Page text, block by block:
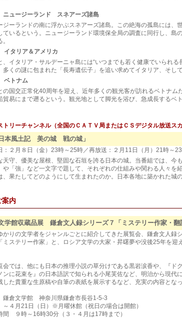
ュージーランド スネアーズ諸島
ジーランドの南に浮かぶスネアーズ諸島。この絶海の孤島には、
ているという。ニュージーランド環境保全局の調査に同行し、島
タリア＆アメリカ
、イタリア・サルデーニャ島には“いつまでも若く健康でいられる
多くの謎に包まれた「長寿遺伝子」を追い求めてイタリア、そし
トナム
の国交正常化40周年を迎え、近年多くの観光客が訪れるベトナム
貿易にまで遡るという。観光地として脚光を浴び、急成長するベ
トリーチャンネル（全国のＣＡＴＶ局またはＣＳデジタル放送ス
日本風土記 美の城 戦の城」
：２月８日（金）23時～25時／再放送：２月11日（月）21時～
天守、優美な屋根、堅固な石垣を誇る日本の城。当番組では、今
や「強」など一文字で題して、それぞれの仕組みや関わる人々を
、果たしてどのようにして生まれたのか。日本各地に築かれた城
案内
学館収蔵品展 鎌倉文人録シリーズ７「ミステリー作家・翻
かりの文学者をジャンルごとに紹介してきた展覧会、鎌倉文人録
ミステリー作家」と、ロシア文学の大家・昇曙夢や没後25年を迎
会では、他にも日本の推理小説の草分けである黒岩涙香や、『ド
ンに花束を』の日本語訳で知られる小尾芙佐など、明治から現代
した貴重な生原稿や自筆の表紙を展示するなど、充実の内容となっ
倉文学館 神奈川県鎌倉市長谷1-5-3
４月21日（日）※月曜休館（祝日の場合は開館）
間 ９時～16時30分（３・４月は17時まで）